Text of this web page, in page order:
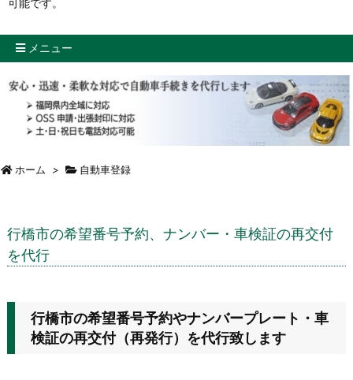
可能です。
メニュー
ホーム > 自動車登録
行橋市の希望番号予約、ナンバー・車検証の再交付
を代行
行橋市の希望番号予約やナンバープレート・車
検証の再交付（再発行）を代行致します